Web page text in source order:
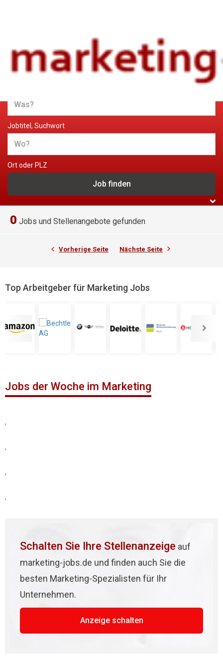
Jobs und Stellenangebote im
Marketing
Jobtitel, Suchwort
Ort oder PLZ
0 Jobs und Stellenangebote gefunden
Vorherige Seite Nächste Seite
Top Arbeitgeber für Marketing Jobs
Jobs der Woche im Marketing
,
,
,
,
Schalten Sie Ihre Stellenanzeige auf
marketing-jobs.de und finden auch Sie die
besten Marketing-Spezialisten für Ihr
Unternehmen.
Anzeige schalten